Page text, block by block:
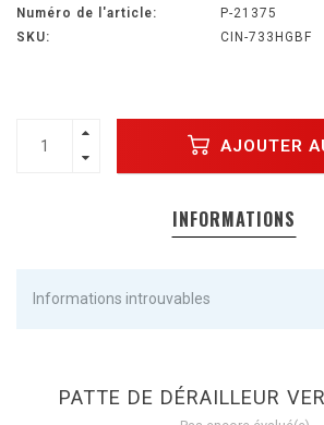
Numéro de l'article:
P-21375
SKU:
CIN-733HGBF
AJOUTER
INFORMATIONS
Informations introuvables
PATTE DE DÉRAILLEUR